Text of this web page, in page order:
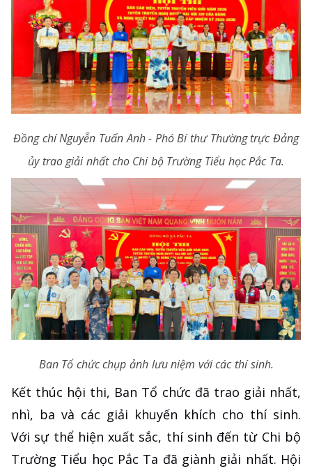
Đồng chí Nguyễn Tuấn Anh - Phó Bí thư Thường trực Đảng
ủy trao giải nhất cho Chi bộ Trường Tiểu học Pắc Ta.
Ban Tổ chức chụp ảnh lưu niệm với các thí sinh.
Kết thúc hội thi, Ban Tổ chức đã trao giải nhất,
nhì, ba và các giải khuyến khích cho thí sinh.
Với sự thể hiện xuất sắc, thí sinh đến từ Chi bộ
Trường Tiểu học Pắc Ta đã giành giải nhất. Hội